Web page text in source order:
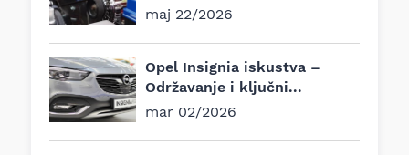
maj 22/2026
Opel Insignia iskustva –
Održavanje i ključni...
mar 02/2026